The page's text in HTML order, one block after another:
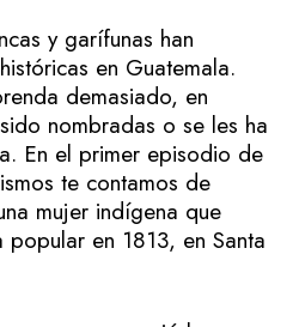
y garífunas han
en Guatemala.
demasiado, en
nombradas o se les ha
En el primer episodio de
te contamos de
mujer indígena que
popular en 1813, en Santa